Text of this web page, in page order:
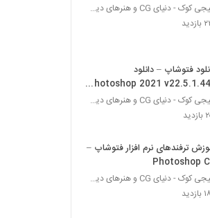
سیجی کوک - دنیای CG و هنرهای دیجیتال
فتوشاپ – دانلود
Photoshop 2021
سیجی کوک - دنیای CG و هنرهای دیجیتال
ترفندهای نرم افزار فتوشاپ –
Photoshop
سیجی کوک - دنیای CG و هنرهای دیجیتال